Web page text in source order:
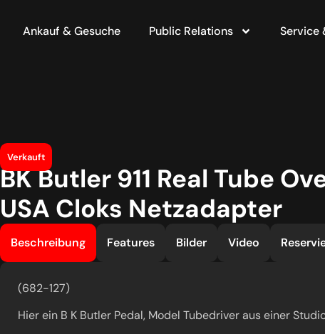
Ankauf & Gesuche Public Relations Service
Verkauft
BK Butler 911 Real Tube
USA Cloks Netzadapter
Beschreibung Features Bilder Video
(682-127)
Hier ein B K Butler Pedal, Model Tubedriver aus einer